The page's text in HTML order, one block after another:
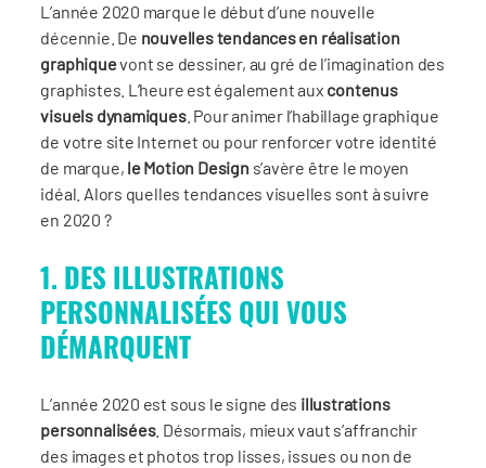
L’année 2020 marque le début d’une nouvelle
décennie. De nouvelles tendances en réalisation
graphiquevont se dessiner, au gré de l’imagination des
graphistes. L’heure est également aux contenus
visuels dynamiques. Pour animer l’habillage graphique
de votre site Internet ou pour renforcer votre identité
de marque, le Motion Design s’avère être le moyen
idéal. Alors quelles tendances visuelles sont à suivre
en 2020 ?
1. DES ILLUSTRATIONS
PERSONNALISÉES QUI VOUS
DÉMARQUENT
L’année 2020 est sous le signe des illustrations
personnalisées. Désormais, mieux vaut s’affranchir
des images et photos trop lisses, issues ou non de